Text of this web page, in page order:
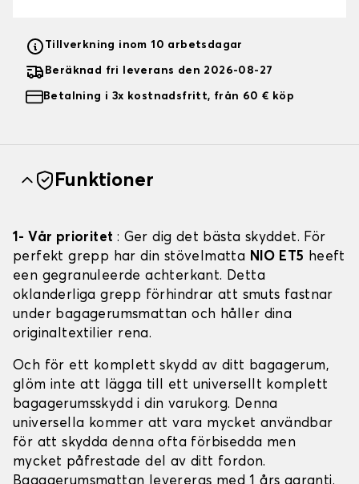
Tillverkning inom 10 arbetsdagar
Beräknad fri leverans den 2026-08-27
Betalning i 3x kostnadsfritt, från 60 € köp
Funktioner
1- Vår prioritet : Ger dig det bästa skyddet. För
perfekt grepp har din stövelmatta NIO ET5 heeft
een gegranuleerde achterkant. Detta
oklanderliga grepp förhindrar att smuts fastnar
under bagagerumsmattan och håller dina
originaltextilier rena.
Och för ett komplett skydd av ditt bagagerum,
glöm inte att lägga till ett universellt komplett
bagagerumsskydd i din varukorg. Denna
universella kommer att vara mycket användbar
för att skydda denna ofta förbisedda men
mycket påfrestade del av ditt fordon.